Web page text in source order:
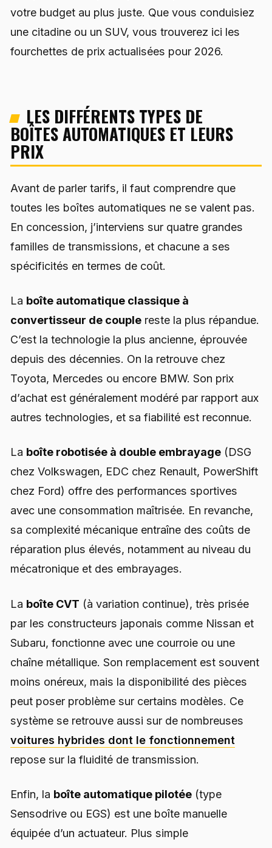
votre budget au plus juste. Que vous conduisiez
une citadine ou un SUV, vous trouverez ici les
fourchettes de prix actualisées pour 2026.
LES DIFFÉRENTS TYPES DE
BOÎTES AUTOMATIQUES ET LEURS
PRIX
Avant de parler tarifs, il faut comprendre que
toutes les boîtes automatiques ne se valent pas.
En concession, j’interviens sur quatre grandes
familles de transmissions, et chacune a ses
spécificités en termes de coût.
La boîte automatique classique à
convertisseur de couple reste la plus répandue.
C’est la technologie la plus ancienne, éprouvée
depuis des décennies. On la retrouve chez
Toyota, Mercedes ou encore BMW. Son prix
d’achat est généralement modéré par rapport aux
autres technologies, et sa fiabilité est reconnue.
La boîte robotisée à double embrayage (DSG
chez Volkswagen, EDC chez Renault, PowerShift
chez Ford) offre des performances sportives
avec une consommation maîtrisée. En revanche,
sa complexité mécanique entraîne des coûts de
réparation plus élevés, notamment au niveau du
mécatronique et des embrayages.
La boîte CVT (à variation continue), très prisée
par les constructeurs japonais comme Nissan et
Subaru, fonctionne avec une courroie ou une
chaîne métallique. Son remplacement est souvent
moins onéreux, mais la disponibilité des pièces
peut poser problème sur certains modèles. Ce
système se retrouve aussi sur de nombreuses
voitures hybrides dont le fonctionnement
repose sur la fluidité de transmission.
Enfin, la boîte automatique pilotée (type
Sensodrive ou EGS) est une boîte manuelle
équipée d’un actuateur. Plus simple